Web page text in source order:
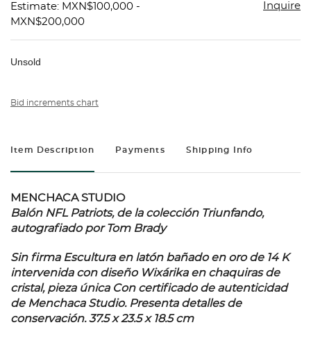
Estimate: MXN$100,000 -
MXN$200,000
Inquire
Unsold
Bid increments chart
Item Description Payments Shipping Info
MENCHACA STUDIO
Balón NFL Patriots, de la colección Triunfando,
autografiado por Tom Brady
Sin firma Escultura en latón bañado en oro de 14 K
intervenida con diseño Wixárika en chaquiras de
cristal, pieza única Con certificado de autenticidad
de Menchaca Studio. Presenta detalles de
conservación. 37.5 x 23.5 x 18.5 cm